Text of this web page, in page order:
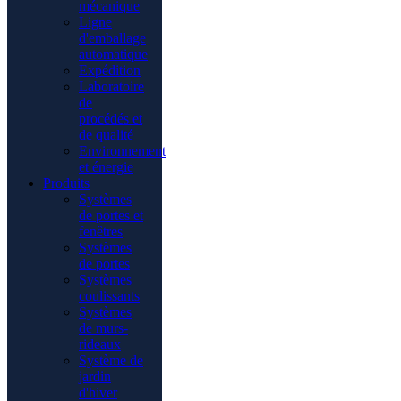
mécanique
Ligne
d'emballage
automatique
Expédition
Laboratoire
de
procédés et
de qualité
Environnement
et énergie
Produits
Systèmes
de portes et
fenêtres
Systèmes
de portes
Systèmes
coulissants
Systèmes
de murs-
rideaux
Système de
jardin
d'hiver